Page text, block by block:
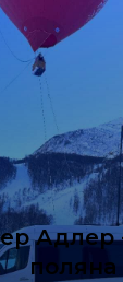
Адлер
поляна